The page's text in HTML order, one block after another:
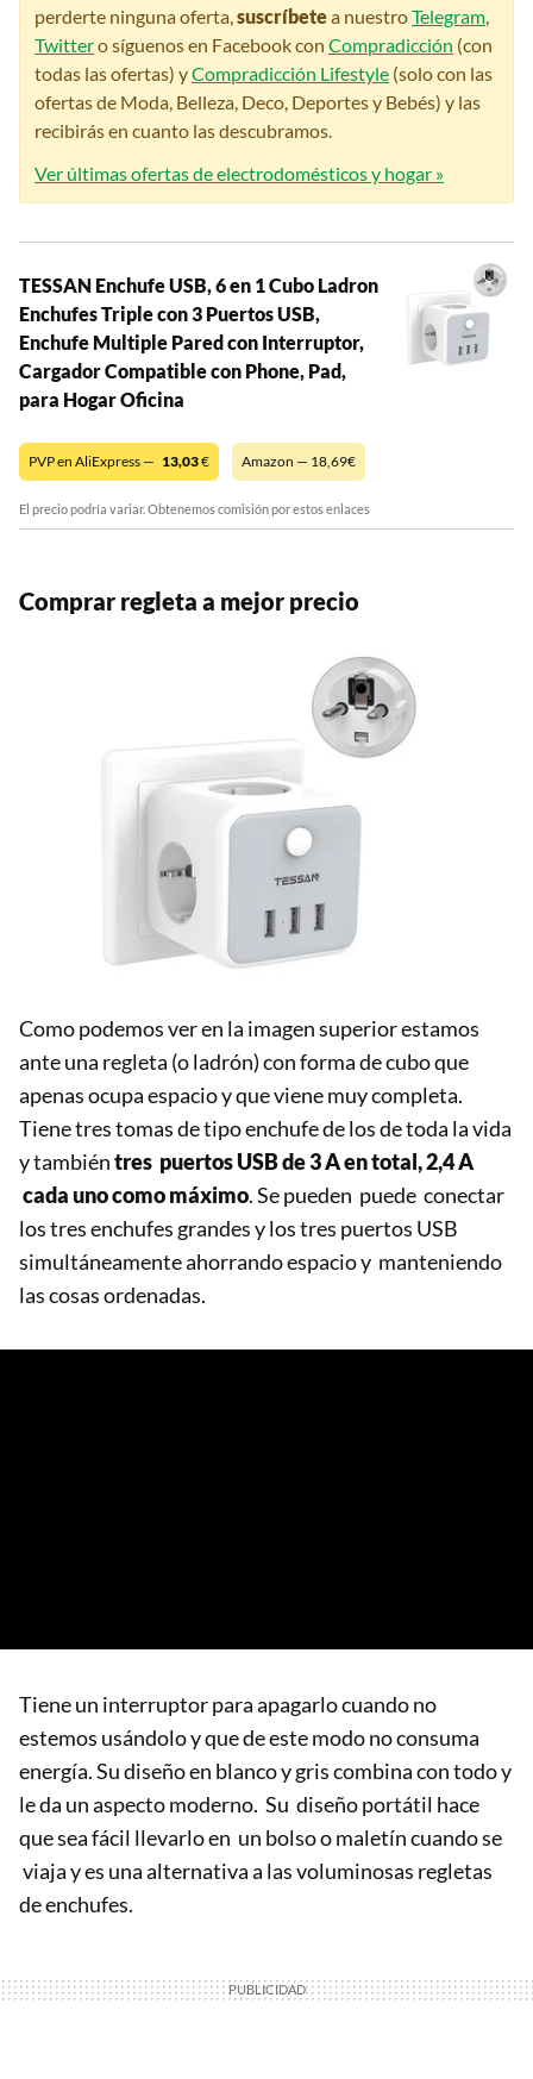
perderte ninguna oferta,suscríbetea nuestroTelegram,
Twittero síguenos en Facebook con Compradicción (con
todas las ofertas) yCompradicción Lifestyle (solo con las
ofertas de Moda, Belleza, Deco, Deportes y Bebés) y las
recibirás en cuanto las descubramos.
Ver últimas ofertas de electrodomésticos y hogar »
TESSAN Enchufe USB, 6 en 1 Cubo Ladron
Enchufes Triple con 3 Puertos USB,
Enchufe Multiple Pared con Interruptor,
Cargador Compatible con Phone, Pad,
para Hogar Oficina
PVP en AliExpress — 13,03€ Amazon — 18,69€
El precio podría variar. Obtenemos comisión por estos enlaces
Comprar regleta a mejor precio
Como podemos ver en la imagen superior estamos
ante una regleta (o ladrón) con forma de cubo que
apenas ocupa espacio y que viene muy completa.
Tiene tres tomas de tipo enchufe de los de toda la vida
y tambiéntres puertos USB de 3 A en total, 2,4 A
cada uno como máximo. Se pueden puede conectar
los tres enchufes grandes y los tres puertos USB
simultáneamente ahorrando espacio y manteniendo
las cosas ordenadas.
Tiene un interruptor para apagarlo cuando no
estemos usándolo y que de este modo no consuma
energía. Su diseño en blanco y gris combina con todo y
le da un aspecto moderno. Su diseño portátil hace
que sea fácil llevarlo en un bolso o maletín cuando se
viaja y es una alternativa a las voluminosas regletas
de enchufes.